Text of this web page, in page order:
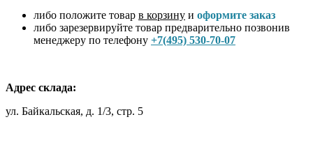
либо положите товар в корзину и оформите заказ
либо зарезервируйте товар предварительно позвонив
менеджеру по телефону +7(495) 530-70-07
Адрес склада:
ул. Байкальская, д. 1/3, стр. 5